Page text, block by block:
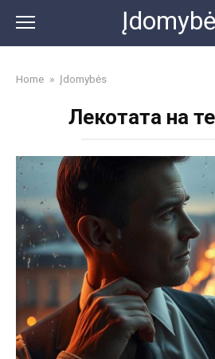
content
Home » Įdomybės
Лекотата на